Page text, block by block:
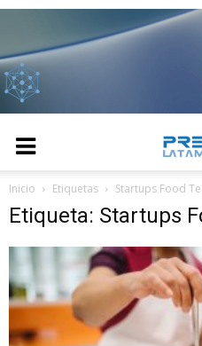
Inicio Etiquetas Startups Food
Etiqueta: Startups